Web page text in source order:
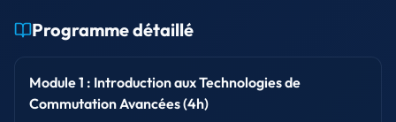
Programme détaillé
Module 1 : Introduction aux Technologies de
Commutation Avancées (4h)